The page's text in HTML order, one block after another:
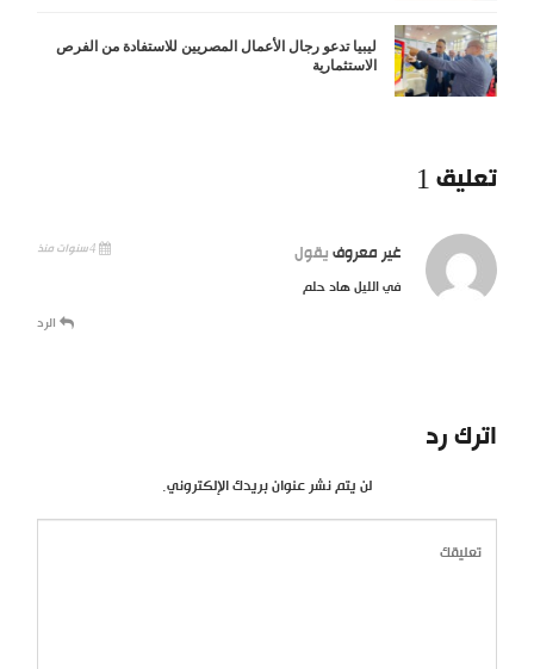
ليبيا تدعو رجال الأعمال المصريين للاستفادة من الفرص
الاستثمارية
تعليق 1
غير معروفيقول
في الليل هاد حلم
الرد
اترك رد
لن يتم نشر عنوان بريدك الإلكتروني.